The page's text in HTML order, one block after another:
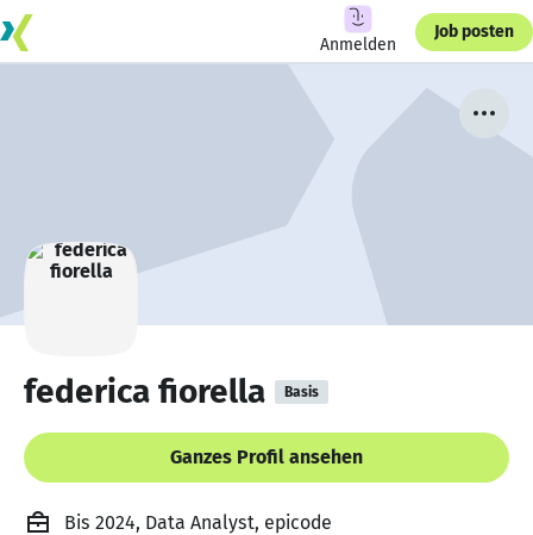
Anmelden
Job posten
federica fiorella Basis
Ganzes Profil ansehen
Bis 2024, Data Analyst, epicode